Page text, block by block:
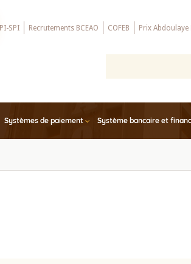
PI-SPI Recrutements BCEAO COFEB Prix Abdoulaye
Systèmes de paiement Système bancaire et